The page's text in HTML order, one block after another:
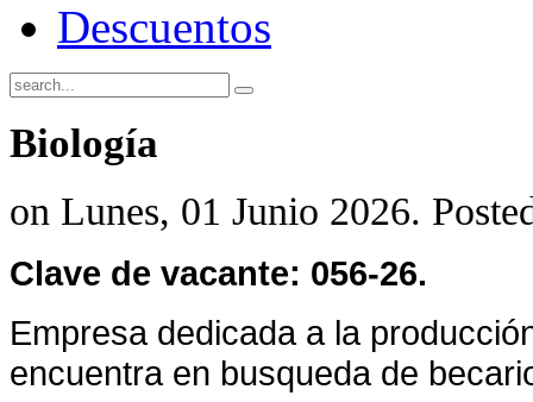
Descuentos
Biología
on Lunes, 01 Junio 2026.
Clave de vacante: 056-26.
Empresa dedicada a la
encuentra en busqueda de